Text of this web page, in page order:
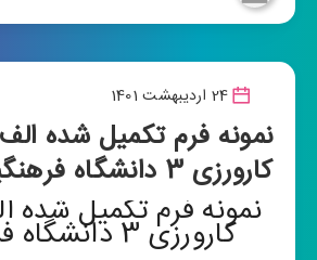
24 اردیبهشت 1401
نمونه فرم تکمیل شده
کارورزی 3 دانشگاه فرهنگیان
نمونه فرم تکمیل شده
کارورزی 3 دانشگاه فرهنگیان